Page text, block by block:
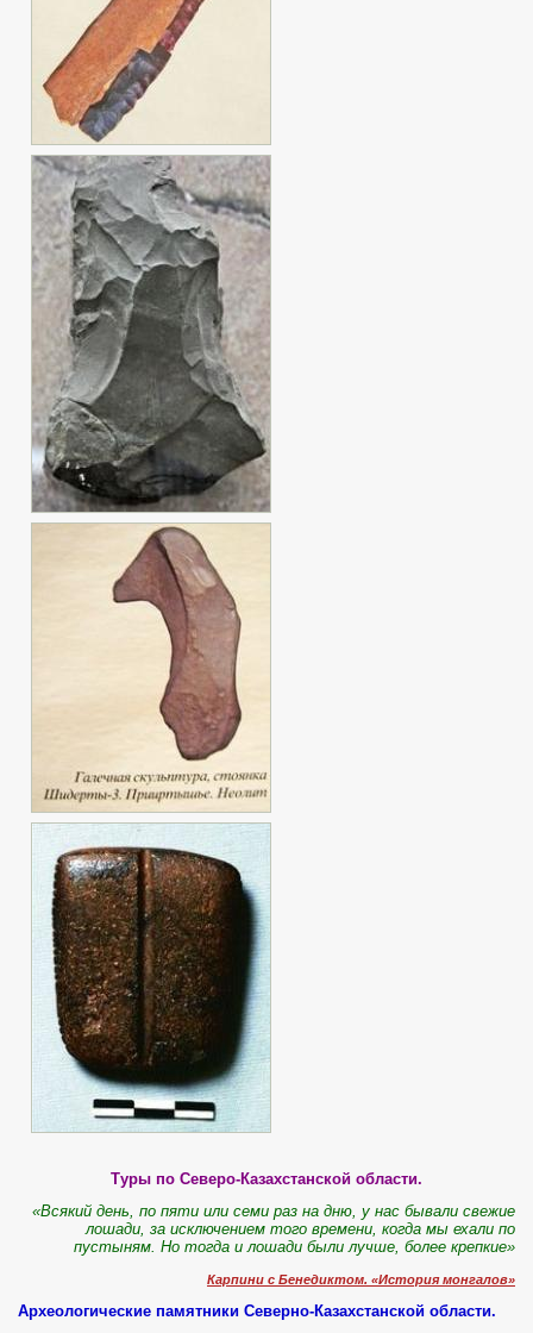
Туры по Северо-Казахстанской области.
«Всякий день, по пяти или семи раз на дню, у нас бывали свежие
лошади, за исключением того времени, когда мы ехали по
пустыням. Но тогда и лошади были лучше, более крепкие»
Карпини с Бенедиктом. «История монгалов»
Археологические памятники Северно-Казахстанской области.